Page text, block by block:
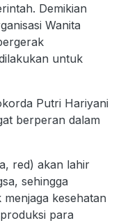
Demikian
Wanita
untuk
Putri Hariyani
berperan dalam
red) akan lahir
sehingga
kesehatan
para